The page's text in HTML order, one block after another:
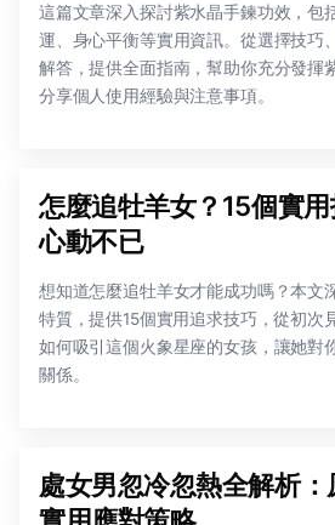
這篇文章深入探討紫水晶手鍊功效，包
運、身心平衡等實用資訊。從選擇技巧
解答，提供全面指南，幫助你充分發揮
分享個人使用經驗與注意事項。
怎麼追牡羊女？15個實
心動不已
想知道怎麼追牡羊女才能成功嗎？本文
特質，提供15個實用追求技巧，從初次
如何吸引這個火象星座的女孩，讓她對
關係。
處女男忽冷忽熱全解析